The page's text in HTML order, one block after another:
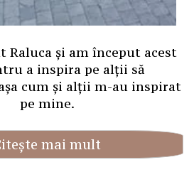
Raluca și am început acest
a inspira pe alții să
cum și alții m-au inspirat
pe mine.
mai mult